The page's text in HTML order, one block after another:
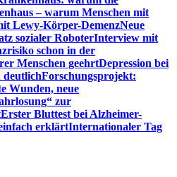
– warum Menschen mit
Lewy-Körper-DemenzNeue
sozialer RoboterInterview mit
schon in der
Menschen geehrtDepression bei
deutlichForschungsprojekt:
Wunden, neue
zur
Erster Bluttest bei Alzheimer-
erklärtInternationaler Tag